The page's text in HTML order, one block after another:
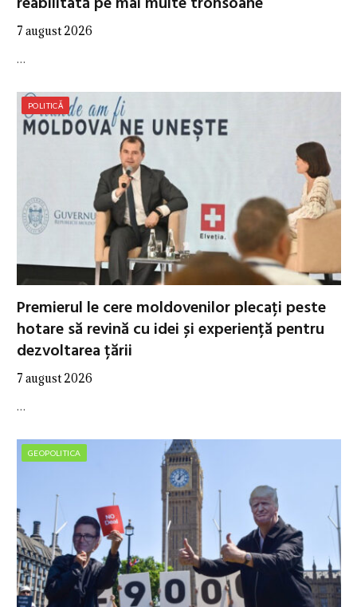
7 august 2026
…
POLITICĂ
Premierul le cere moldovenilor plecați peste
hotare să revină cu idei și experiență pentru
dezvoltarea țării
7 august 2026
…
GEOPOLITICA